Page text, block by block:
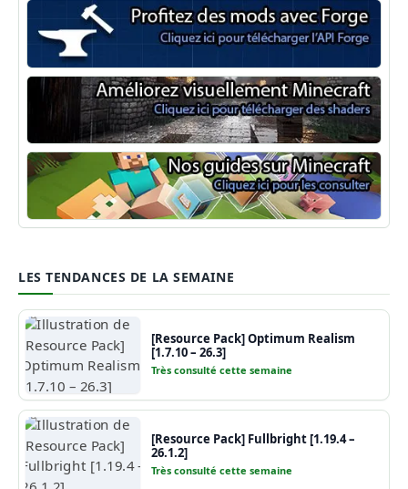
Minecraft Forge
Shaders Minecraft
Guide Minecraft
LES TENDANCES DE LA SEMAINE
[Resource Pack] Optimum Realism
[1.7.10 – 26.3]
Très consulté cette semaine
[Resource Pack] Fullbright [1.19.4 –
26.1.2]
Très consulté cette semaine